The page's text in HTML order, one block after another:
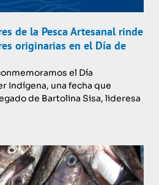
de la Pesca Artesanal rinde
originarias en el Día de
el Día
Indígena, una fecha que
de Bartolina Sisa, lideresa